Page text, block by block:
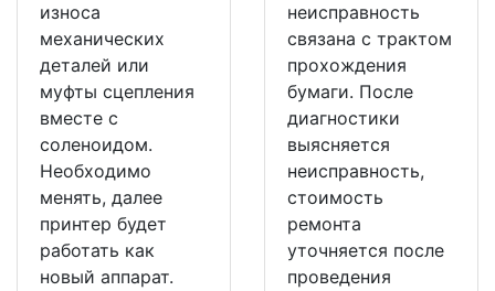
износа
механических
деталей или
муфты сцепления
вместе с
соленоидом.
Необходимо
менять, далее
принтер будет
работать как
новый аппарат.
неисправность
связана с трактом
прохождения
бумаги. После
диагностики
выясняется
неисправность,
стоимость
ремонта
уточняется после
проведения